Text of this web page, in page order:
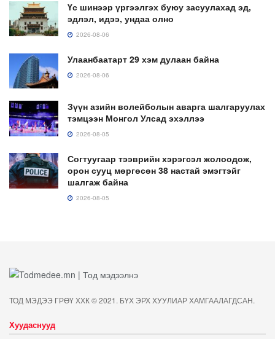
Үс шинээр үргээлгэх буюу засуулахад эд,
эдлэл, идээ, ундаа олно
2026-08-06
Улаанбаатарт 29 хэм дулаан байна
2026-08-06
Зүүн азийн волейболын аварга шалгаруулах
тэмцээн Монгол Улсад эхэллээ
2026-08-05
Согтуугаар тээврийн хэрэгсэл жолоодож,
орон сууц мөргөсөн 38 настай эмэгтэйг
шалгаж байна
2026-08-05
ТОД МЭДЭЭ ГРӨҮ ХХК © 2021. БҮХ ЭРХ ХУУЛИАР ХАМГААЛАГДСАН.
Хуудаснууд